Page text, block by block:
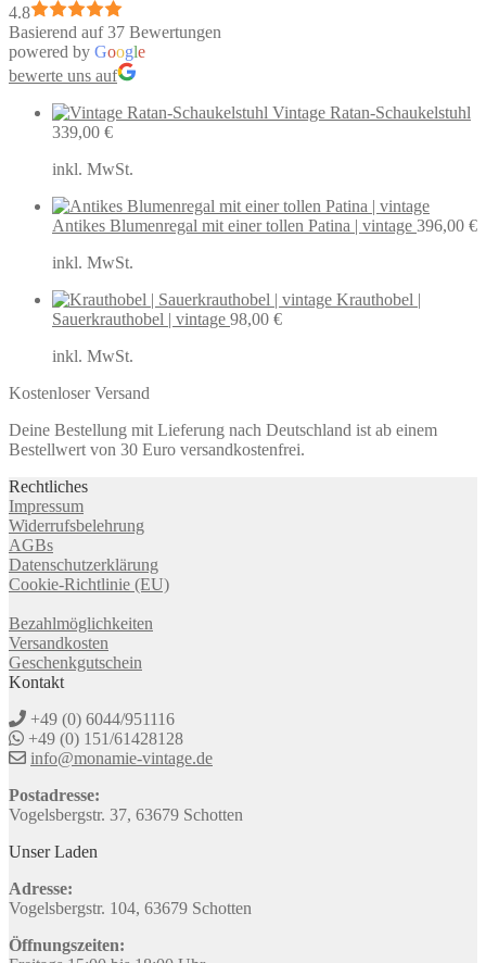
4.8
Basierend auf 37 Bewertungen
powered by Google
bewerte uns auf
Vintage Ratan-Schaukelstuhl
339,00 €
inkl. MwSt.
Antikes Blumenregal mit einer tollen Patina | vintage 396,00 €
inkl. MwSt.
Krauthobel |
Sauerkrauthobel | vintage 98,00 €
inkl. MwSt.
Kostenloser Versand
Deine Bestellung mit Lieferung nach Deutschland ist ab einem
Bestellwert von 30 Euro versandkostenfrei.
Rechtliches
Impressum
Widerrufsbelehrung
AGBs
Datenschutzerklärung
Cookie-Richtlinie (EU)
Bezahlmöglichkeiten
Versandkosten
Geschenkgutschein
Kontakt
+49 (0) 6044/951116
+49 (0) 151/61428128
info@monamie-vintage.de
Postadresse:
Vogelsbergstr. 37, 63679 Schotten
Unser Laden
Adresse:
Vogelsbergstr. 104, 63679 Schotten
Öffnungszeiten: